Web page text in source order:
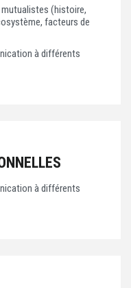
mutualistes (histoire,
facteurs de
à différents
à différents